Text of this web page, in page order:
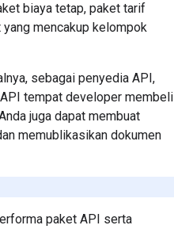
biaya tetap, paket tarif
mencakup kelompok
sebagai penyedia API,
tempat developer membeli
juga dapat membuat
memublikasikan dokumen
paket API serta